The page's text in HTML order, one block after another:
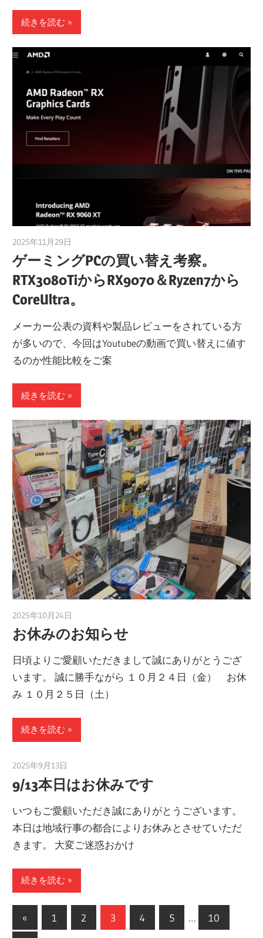
続きを読む
2025年11月29日
ゲーミングPCの買い替え考察。
RTX3080TiからRX9070＆Ryzen7から
CoreUltra。
メーカー公表の資料や製品レビューをされている方
が多いので、今回はYoutubeの動画で買い替えに値す
るのか性能比較をご案
続きを読む
2025年10月24日
お休みのお知らせ
日頃よりご愛顧いただきまして誠にありがとうござ
います。 誠に勝手ながら １０月２４日（金） お休
み １０月２５日（土）
続きを読む
2025年9月13日
9/13本日はお休みです
いつもご愛顧いただき誠にありがとうございます。
本日は地域行事の都合によりお休みとさせていただ
きます。 大変ご迷惑おかけ
続きを読む
投
«
の
1 2 3 4 5 … 10